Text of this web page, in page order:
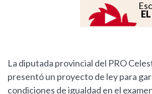
La diputada provincial del PRO
presentó un proyecto de ley para
condiciones de igualdad en el